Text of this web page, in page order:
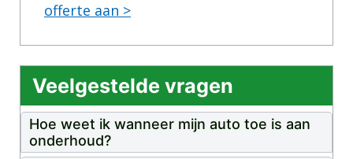
offerte aan >
Veelgestelde vragen
Hoe weet ik wanneer mijn auto toe is aan
onderhoud?